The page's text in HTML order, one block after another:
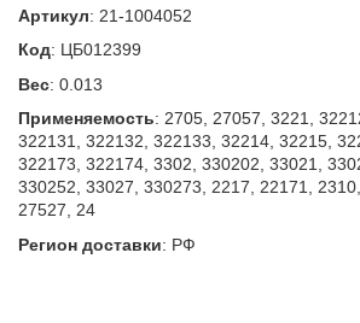
Артикул: 21-1004052
Код: ЦБ012399
Вес: 0.013
Применяемость: 2705, 27057, 3221,
322131, 322132, 322133, 32214, 32215,
322173, 322174, 3302, 330202, 33021,
330252, 33027, 330273, 2217, 22171,
27527, 24
Регион доставки: РФ